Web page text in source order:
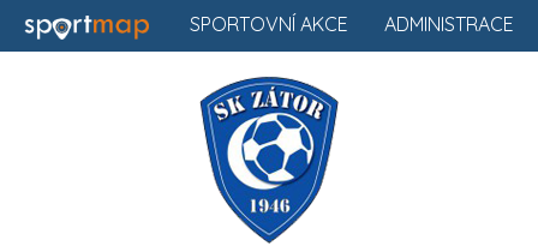
ADMINISTRACE
SPORTOVNÍ AKCE